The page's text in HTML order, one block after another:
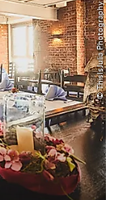
© ThisIsJulia Photography